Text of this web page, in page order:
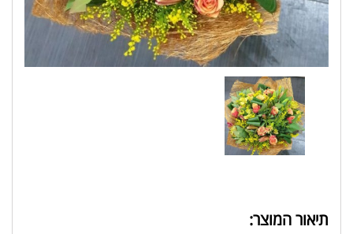
תיאור המוצר: